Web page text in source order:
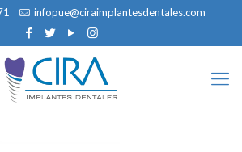
infopue@ciraimplantesdentales.com